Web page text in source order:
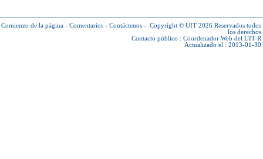
Comienzo de la página - Comentarios - Contáctenos - Copyright © UIT 2026 Reservados todos
los derechos
Contacto público : Coordenador Web del UIT-R
Actualizado el : 2013-01-30